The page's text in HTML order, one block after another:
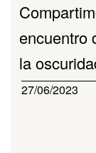
encuentro
la
27/06/2023